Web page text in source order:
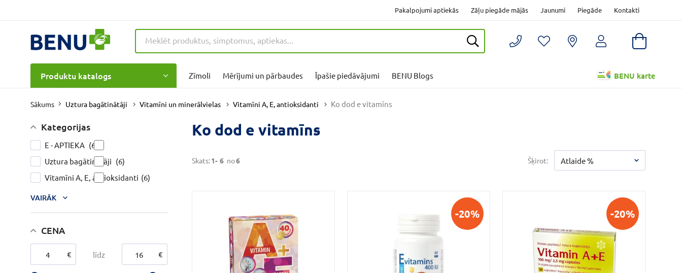
Pakalpojumi aptiekās Zāļu piegāde mājās Jaunumi Piegāde Kontakti
Produktu katalogs Zīmoli Mērījumi un pārbaudes Īpašie piedāvājumi BENU Blogs BENU karte
Sākums Uztura bagātinātāji Vitamīni un minerālvielas Vitamīni A, E, antioksidanti Ko dod e vitamīns
Kategorijas
E - APTIEKA (6)
Uztura bagātinātāji (6)
Vitamīni A, E, antioksidanti (6)
VAIRĀK
CENA
€ līdz €
Ko dod e vitamīns
Skats:1- 6 no6 Šķirot: Atlaide %
-20% -20%